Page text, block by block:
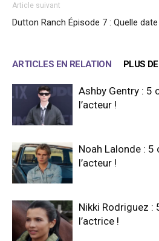
Article suivant
Dutton Ranch Épisode 7 : Quelle
ARTICLES EN RELATION PLUS
Ashby Gentry : 5
l’acteur !
Noah Lalonde :
l’acteur !
Nikki Rodriguez :
l’actrice !